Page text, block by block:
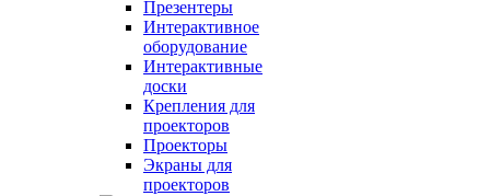
Презентеры
Интерактивное
оборудование
Интерактивные
доски
Крепления для
проекторов
Проекторы
Экраны для
проекторов